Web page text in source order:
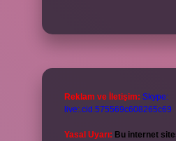
Reklam ve İletişim: Skype:
live:.cid.575569c608265c69
Yasal Uyarı: Bu internet